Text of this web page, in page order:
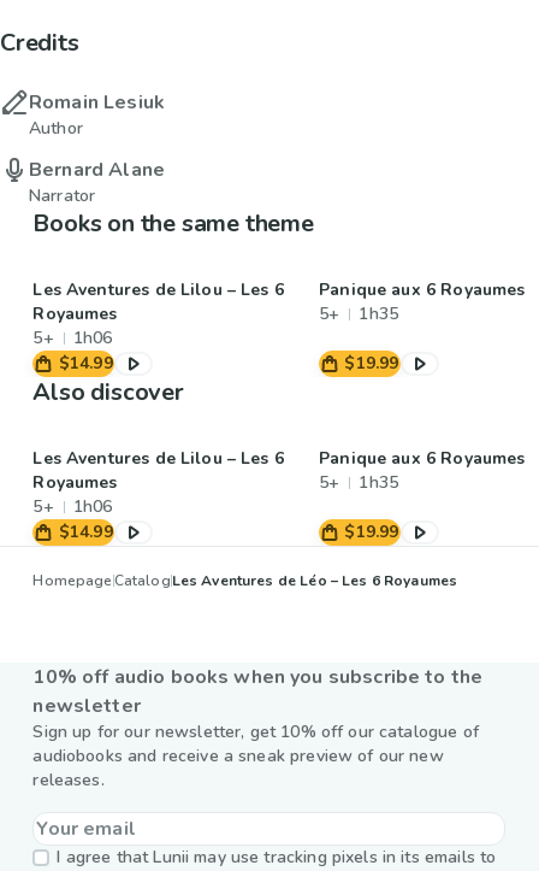
Credits
Romain Lesiuk
Author
Bernard Alane
Narrator
Books on the same theme
Les Aventures de Lilou – Les 6
Royaumes
5+
1h06
$14.99
Panique aux 6 Royaumes
5+
1h35
$19.99
Also discover
Les Aventures de Lilou – Les 6
Royaumes
5+
1h06
$14.99
Panique aux 6 Royaumes
5+
1h35
$19.99
HomepageCatalogLes Aventures de Léo – Les 6 Royaumes
10% off audio books when you subscribe to the
newsletter
Sign up for our newsletter, get 10% off our catalogue of
audiobooks and receive a sneak preview of our new
releases.
I agree that Lunii may use tracking pixels in its emails to